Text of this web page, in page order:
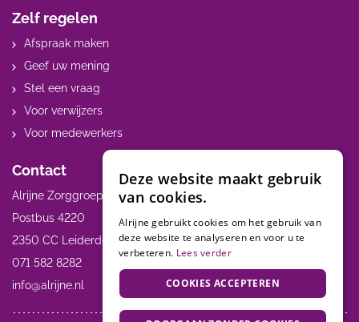
Zelf regelen
Afspraak maken
Geef uw mening
Stel een vraag
Voor verwijzers
Voor medewerkers
Contact
Alrijne Zorggroep
Postbus 4220
2350 CC Leiderdorp
071 582 8282
info@alrijne.nl
Deze website maakt gebruik
van cookies.
Alrijne gebruikt cookies om het gebruik van
deze website te analyseren en voor u te
verbeteren. Lees verder
COOKIES ACCEPTEREN